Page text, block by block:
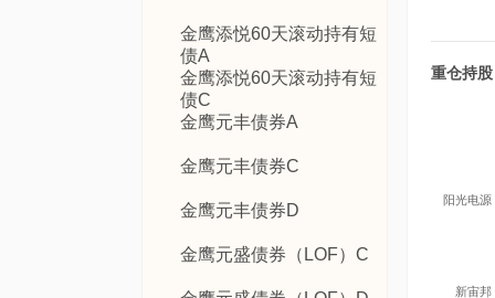
金鹰添悦60天滚动持有短
债A
金鹰添悦60天滚动持有短
债C
金鹰元丰债券A
金鹰元丰债券C
金鹰元丰债券D
金鹰元盛债券（LOF）C
重仓持股
阳光电源
新宙邦